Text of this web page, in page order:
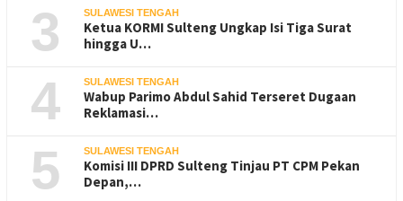
3 SULAWESI TENGAH
Ketua KORMI Sulteng Ungkap Isi Tiga Surat
hingga U…
4 SULAWESI TENGAH
Wabup Parimo Abdul Sahid Terseret Dugaan
Reklamasi…
5 SULAWESI TENGAH
Komisi III DPRD Sulteng Tinjau PT CPM Pekan
Depan,…